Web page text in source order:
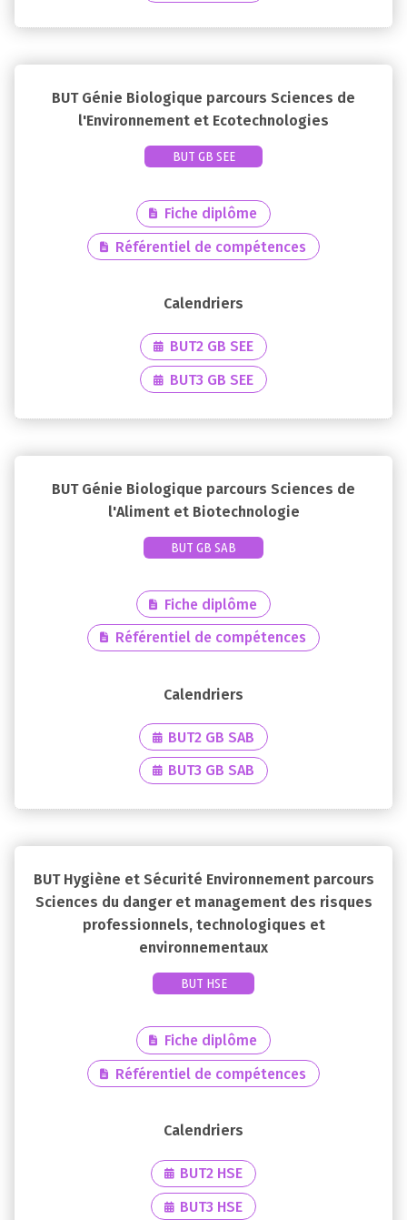
BUT Génie Biologique parcours Sciences de
l'Environnement et Ecotechnologies
BUT GB SEE
Fiche diplôme
Référentiel de compétences
BUT2 GB SEE
BUT3 GB SEE
BUT Génie Biologique parcours Sciences de
l'Aliment et Biotechnologie
BUT GB SAB
Fiche diplôme
Référentiel de compétences
BUT2 GB SAB
BUT3 GB SAB
BUT Hygiène et Sécurité Environnement parcours
Sciences du danger et management des risques
professionnels, technologiques et
environnementaux
BUT HSE
Fiche diplôme
Référentiel de compétences
BUT2 HSE
BUT3 HSE